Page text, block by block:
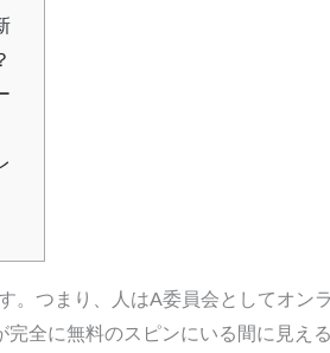
。つまり、人はA委員会としてオン
全に無料のスピンにいる間に見え